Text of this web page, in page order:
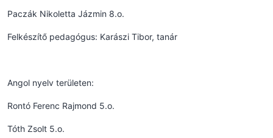
Paczák Nikoletta Jázmin 8.o.
Felkészítő pedagógus: Karászi Tibor, tanár
Angol nyelv területen:
Rontó Ferenc Rajmond 5.o.
Tóth Zsolt 5.o.